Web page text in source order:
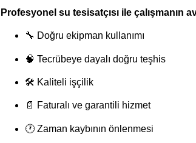
Profesyonel su tesisatçısı ile çalışmanın
🔧 Doğru ekipman kullanımı
🧠 Tecrübeye dayalı doğru teşhis
🛠 Kaliteli işçilik
📄 Faturalı ve garantili hizmet
🕐 Zaman kaybının önlenmesi